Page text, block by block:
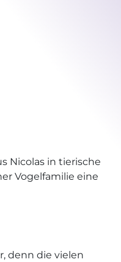
Nicolas in tierische
Vogelfamilie eine
denn die vielen